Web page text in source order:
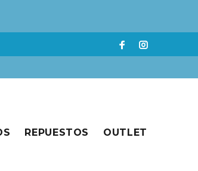
REPUESTOS OUTLET